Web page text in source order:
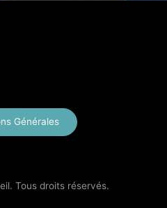
Générales
Tous droits réservés.